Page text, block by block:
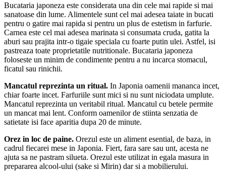
Bucataria japoneza este considerata una din cele mai rapide si mai
sanatoase din lume. Alimentele sunt cel mai adesea taiate in bucati
pentru o gatire mai rapida si pentru un plus de estetism in farfurie.
Carnea este cel mai adesea marinata si consumata cruda, gatita la
aburi sau prajita intr-o tigaie speciala cu foarte putin ulei. Astfel, isi
pastreaza toate proprietatile nutritionale. Bucataria japoneza
foloseste un minim de condimente pentru a nu incarca stomacul,
ficatul sau rinichii.
Mancatul reprezinta un ritual. In Japonia oamenii mananca incet,
chiar foarte incet. Farfuriile sunt mici si nu sunt niciodata umplute.
Mancatul reprezinta un veritabil ritual. Mancatul cu betele permite
un mancat mai lent. Conform oamenilor de stiinta senzatia de
satietate isi face aparitia dupa 20 de minute.
Orez in loc de paine. Orezul este un aliment esential, de baza, in
cadrul fiecarei mese in Japonia. Fiert, fara sare sau unt, acesta ne
ajuta sa ne pastram silueta. Orezul este utilizat in egala masura in
prepararea alcool-ului (sake si Mirin) dar si a mobilierului.